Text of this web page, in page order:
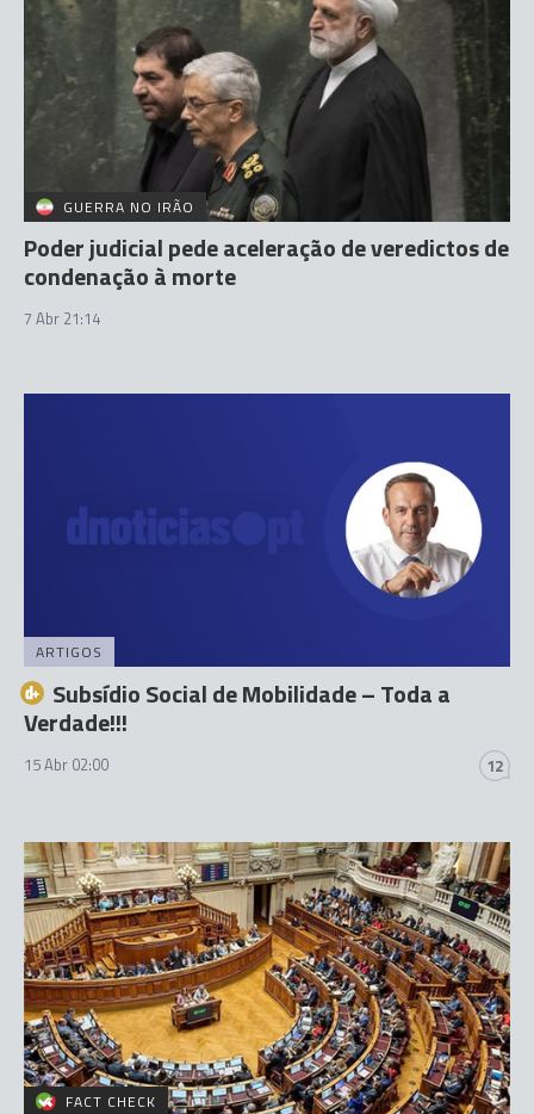
GUERRA NO IRÃO
Poder judicial pede aceleração de veredictos de
condenação à morte
7 Abr 21:14
ARTIGOS
Subsídio Social de Mobilidade – Toda a
Verdade!!!
15 Abr 02:00 12
FACT CHECK